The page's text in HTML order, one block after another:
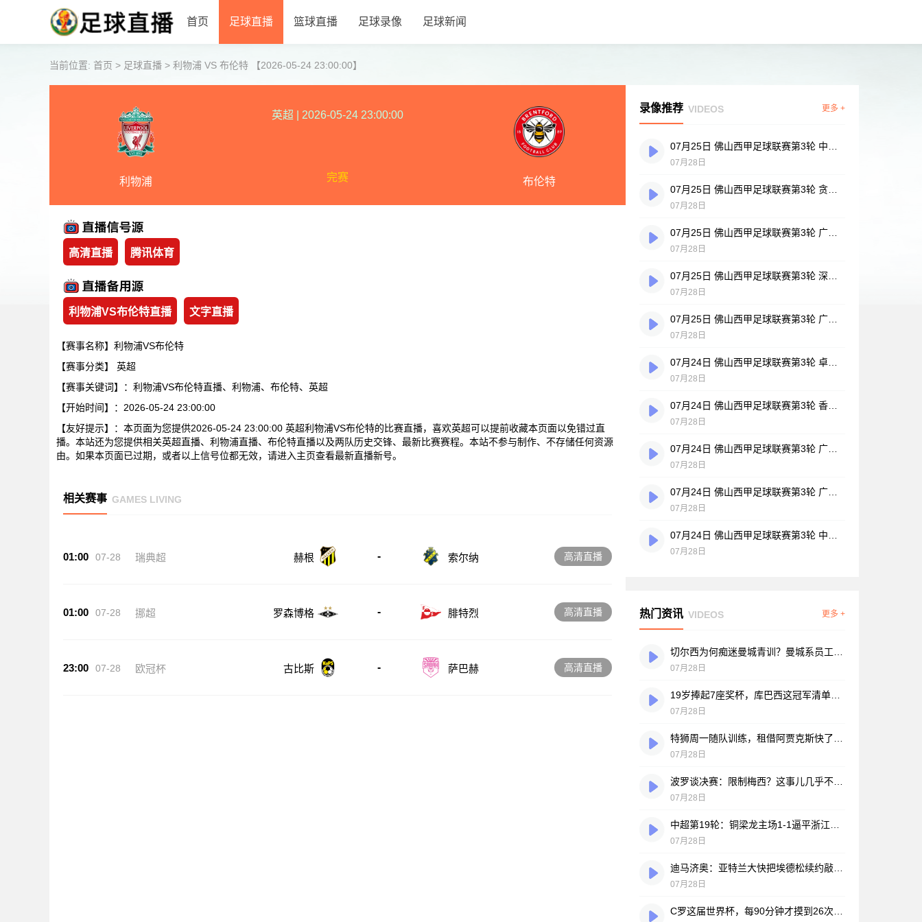
首页 足球直播 篮球直播 足球录像 足球新闻
当前位置: 首页 > 足球直播 > 利物浦 VS 布伦特 【2026-05-24 23:00:00】
利物浦
英超 2026-05-24 23:00:00
完赛 布伦特
高清直播 腾讯体育
利物浦VS布伦特直播 文字直播
【赛事名称】利物浦VS布伦特
【赛事分类】 英超
【赛事关键词】：利物浦VS布伦特直播、利物浦、布伦特、英超
【开始时间】：2026-05-24 23:00:00
【友好提示】：本页面为您提供2026-05-24 23:00:00 英超利物浦VS布伦特的比赛直播，喜欢英超可以提前收藏本页面以免错过直
播。本站还为您提供相关英超直播、利物浦直播、布伦特直播以及两队历史交锋、最新比赛赛程。本站不参与制作、不存储任何资源
由。如果本页面已过期，或者以上信号位都无效，请进入主页查看最新直播新号。
相关赛事 GAMES LIVING
01:00 07-28 瑞典超 赫根 - 索尔纳 高清直播
01:00 07-28 挪超 罗森博格 - 腓特烈 高清直播
23:00 07-28 欧冠杯 古比斯 - 萨巴赫 高清直播
录像推荐 VIDEOS 更多 +
07月28日
07月28日
07月28日
07月28日
07月28日
07月28日
07月28日
07月28日
07月28日
07月28日
热门资讯 VIDEOS 更多 +
07月28日
07月28日
07月28日
07月28日
07月28日
07月28日